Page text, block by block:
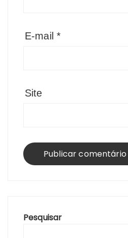
E-mail*
Site
Pesquisar